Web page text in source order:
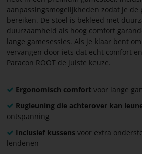
aanpassingsmogelijkheden zodat je
bereiken. De stoel is bekleed met
duurzaamheid als hoog comfort
lange gamesessies. Als je klaar bent
vervangen door iets dat echt comfort
Paracon ROOT de juiste keuze.
Ergonomisch comfortvoor lange
Rugleuning die achterover kan
ontspanning
Inclusief kussens voor extra
lendenen